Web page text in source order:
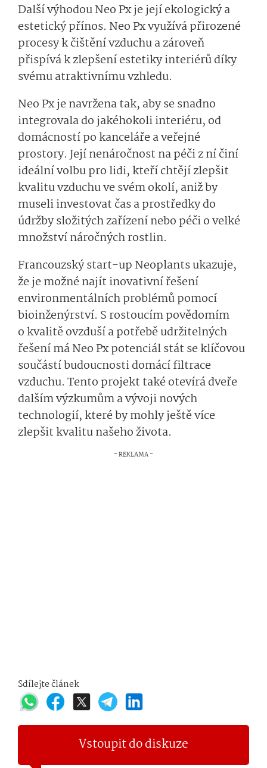
Další výhodou Neo Px je její ekologický a
estetický přínos. Neo Px využívá přirozené
procesy k čištění vzduchu a zároveň
přispívá k zlepšení estetiky interiérů díky
svému atraktivnímu vzhledu.
Neo Px je navržena tak, aby se snadno
integrovala do jakéhokoli interiéru, od
domácností po kanceláře a veřejné
prostory. Její nenáročnost na péči z ní činí
ideální volbu pro lidi, kteří chtějí zlepšit
kvalitu vzduchu ve svém okolí, aniž by
museli investovat čas a prostředky do
údržby složitých zařízení nebo péči o velké
množství náročných rostlin.
Francouzský start-up Neoplants ukazuje,
že je možné najít inovativní řešení
environmentálních problémů pomocí
bioinženýrství. S rostoucím povědomím
o kvalitě ovzduší a potřebě udržitelných
řešení má Neo Px potenciál stát se klíčovou
součástí budoucnosti domácí filtrace
vzduchu. Tento projekt také otevírá dveře
dalším výzkumům a vývoji nových
technologií, které by mohly ještě více
zlepšit kvalitu našeho života.
Sdílejte článek
Vstoupit do diskuze